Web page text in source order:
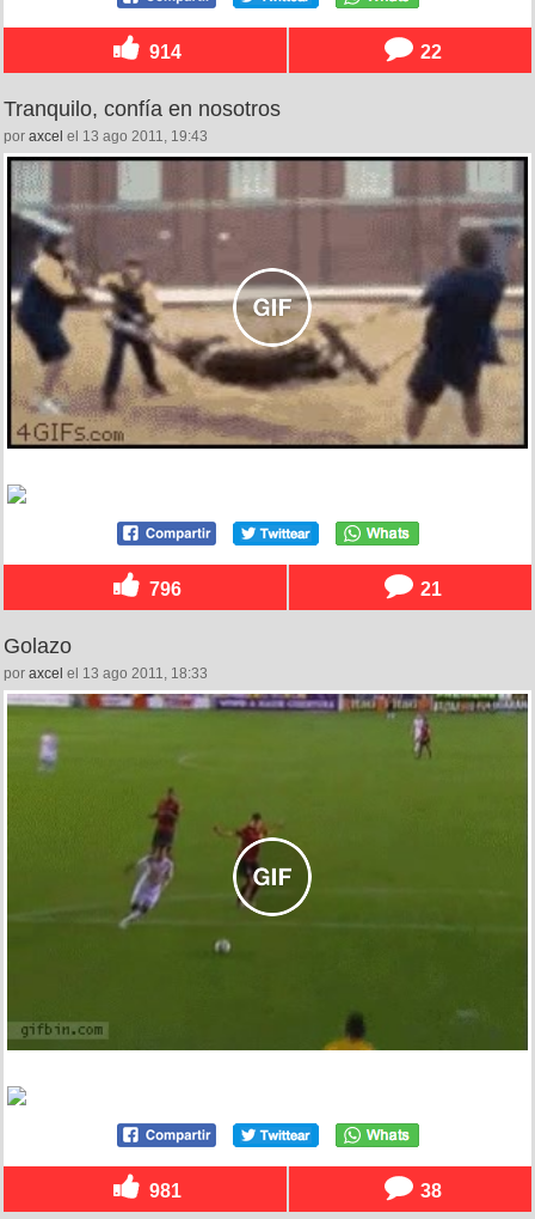
914 22
Tranquilo, confía en nosotros
por axcel el 13 ago 2011, 19:43
796 21
Golazo
por axcel el 13 ago 2011, 18:33
981 38